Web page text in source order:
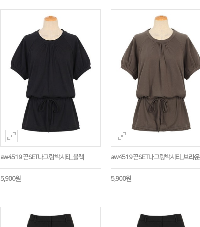
aw4519 끈SET나그랑박시티_블랙
5,900원
aw4519 끈SET나그랑박시티_브라운
5,900원